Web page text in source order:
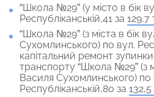
“Школа №29” (у місто в бік
Республіканській,41 за 129,7
“Школа №29” (з міста в бік
Сухомлинського) по вул.
капітальний ремонт
транспорту “Школа №29” (з
Василя Сухомлинського) по
Республіканській,80 за